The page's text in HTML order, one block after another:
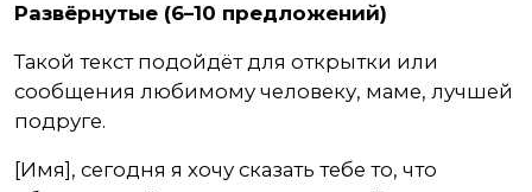
Развёрнутые (6–10 предложений)
Такой текст подойдёт для открытки или
сообщения любимому человеку, маме, лучшей
подруге.
[Имя], сегодня я хочу сказать тебе то, что